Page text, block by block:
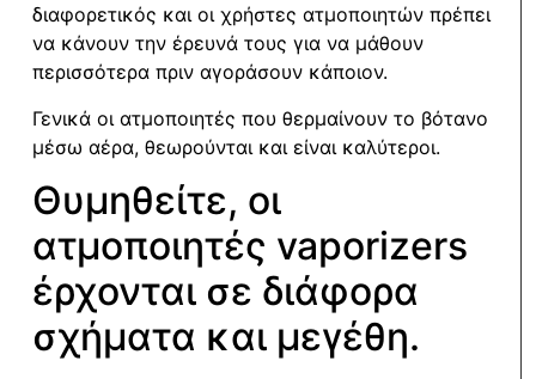
διαφορετικός και οι χρήστες ατμοποιητών πρέπει
να κάνουν την έρευνά τους για να μάθουν
περισσότερα πριν αγοράσουν κάποιον.
Γενικά οι ατμοποιητές που θερμαίνουν το βότανο
μέσω αέρα, θεωρούνται και είναι καλύτεροι.
Θυμηθείτε, οι
ατμοποιητές vaporizers
έρχονται σε διάφορα
σχήματα και μεγέθη.